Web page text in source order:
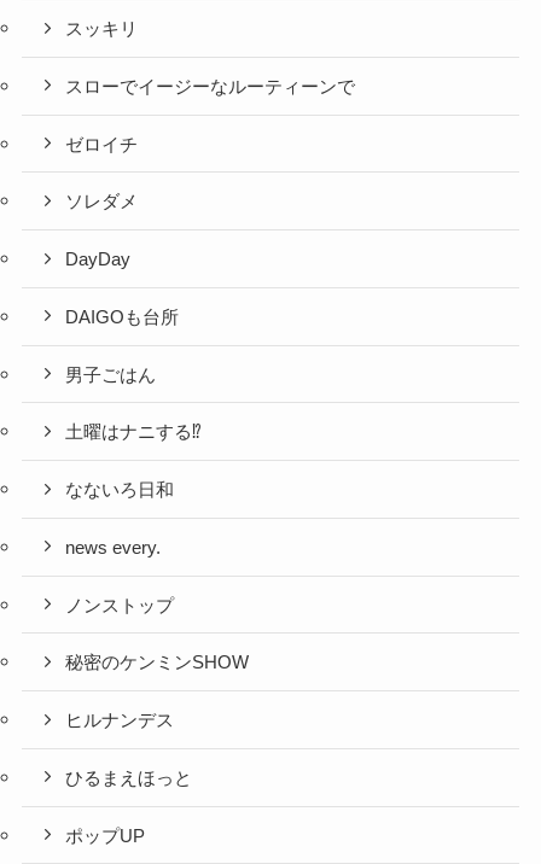
スッキリ
スローでイージーなルーティーンで
ゼロイチ
ソレダメ
DayDay
DAIGOも台所
男子ごはん
土曜はナニする⁉
なないろ日和
news every.
ノンストップ
秘密のケンミンSHOW
ヒルナンデス
ひるまえほっと
ポップUP